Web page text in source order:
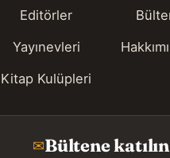
Editörler
Yayınevleri
Kitap Kulüpleri
✉Bültene katılın